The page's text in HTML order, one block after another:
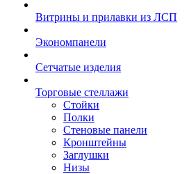
Витрины и прилавки из ЛСП
Экономпанели
Сетчатые изделия
Торговые стеллажи
Стойки
Полки
Стеновые панели
Кронштейны
Заглушки
Низы